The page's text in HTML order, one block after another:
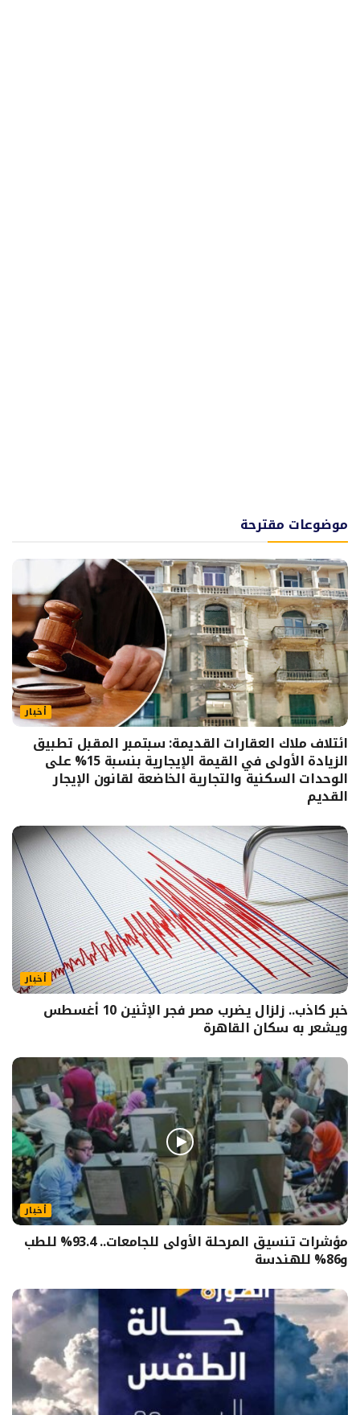
موضوعات مقترحة
أخبار
ائتلاف ملاك العقارات القديمة: سبتمبر المقبل تطبيق
الزيادة الأولى في القيمة الإيجارية بنسبة 15% على
الوحدات السكنية والتجارية الخاضعة لقانون الإيجار
القديم
أخبار
خبر كاذب.. زلزال يضرب مصر فجر الإثنين 10 أغسطس
ويشعر به سكان القاهرة
أخبار
مؤشرات تنسيق المرحلة الأولى للجامعات.. 93.4% للطب
و86% للهندسة